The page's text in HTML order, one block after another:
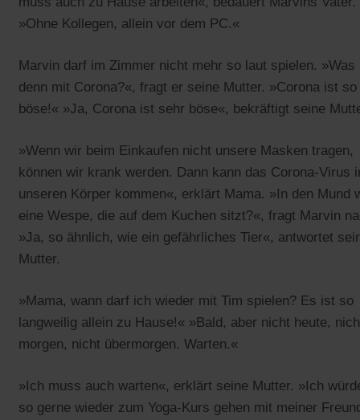
»Ohne Kollegen, allein vor dem PC.«
Marvin darf im Zimmer nicht mehr so laut spielen. »Was
denn mit Corona?«, fragt er seine Mutter. »Corona ist so
böse!« »Ja, Corona ist sehr böse«, bekräftigt seine
»Wenn wir beim Einkaufen nicht unsere Masken tragen,
können wir krank werden. Dann kann das Corona-Virus
unseren Körper kommen«, erklärt Mama. »In den Mund
eine Wespe, die auf dem Kuchen sitzt?«, fragt Marvin
»Ja, so ähnlich, wie ein gefährliches Tier«, antwortet
Mutter.
»Mama, wann darf ich wieder mit Tim spielen? Es ist so
langweilig allein zu Hause!« »Bald, aber nicht heute,
morgen, nicht übermorgen. Warten.«
»Ich muss auch warten«, erklärt seine Mutter. »Ich
so gerne wieder zum Yoga-Kurs gehen mit meiner